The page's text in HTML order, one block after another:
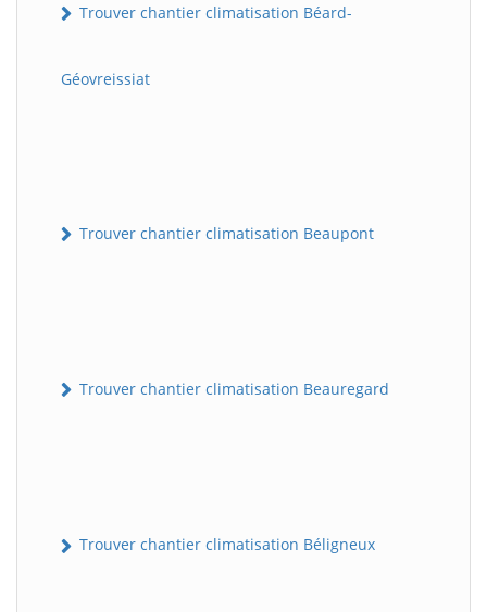
Trouver chantier climatisation Béard-
Géovreissiat
Trouver chantier climatisation Beaupont
Trouver chantier climatisation Beauregard
Trouver chantier climatisation Béligneux